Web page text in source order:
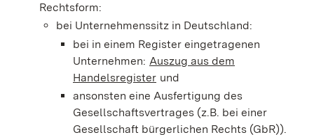
Rechtsform:
bei Unternehmenssitz in Deutschland:
bei in einem Register eingetragenen
Unternehmen: Auszug aus dem
Handelsregister und
ansonsten eine Ausfertigung des
Gesellschaftsvertrages (z.B. bei einer
Gesellschaft bürgerlichen Rechts (GbR)).